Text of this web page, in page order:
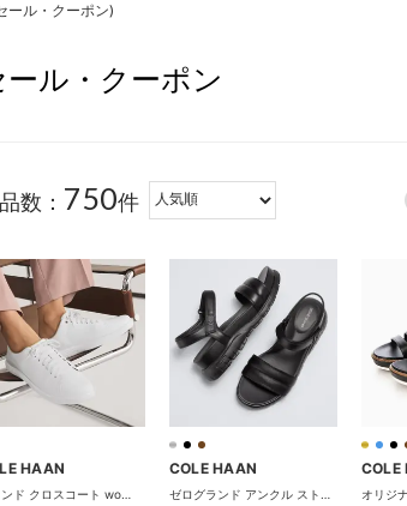
ール・クーポン)
ール・クーポン
数： 750件
HAAN COLE HAAN COLE